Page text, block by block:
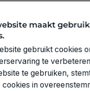
maakt
gebruikt cookies
te
te gebruiken,
cookies in